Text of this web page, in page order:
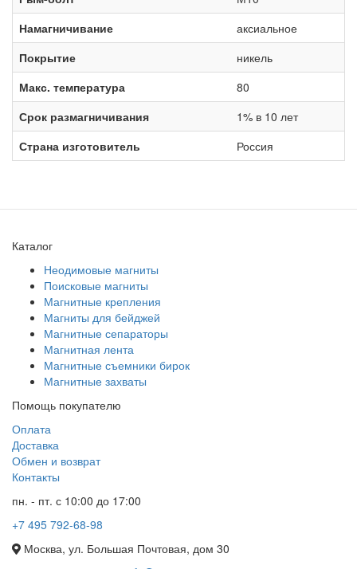
Намагничивание
аксиальное
Покрытие
никель
Макс. температура
80
Срок размагничивания
1% в 10 лет
Страна изготовитель
Россия
Каталог
Неодимовые магниты
Поисковые магниты
Магнитные крепления
Магниты для бейджей
Магнитные сепараторы
Магнитная лента
Магнитные съемники бирок
Магнитные захваты
Помощь покупателю
Оплата
Доставка
Обмен и возврат
Контакты
пн. - пт. с 10:00 до 17:00
+7 495 792-68-98
Москва, ул. Большая Почтовая, дом 30